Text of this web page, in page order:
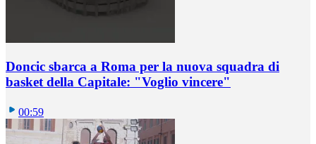
Doncic sbarca a Roma per la nuova squadra di
basket della Capitale: "Voglio vincere"
00:59